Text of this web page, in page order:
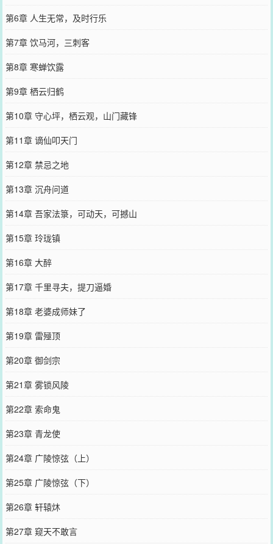
第6章 人生无常，及时行乐
第7章 饮马河，三刺客
第8章 寒蝉饮露
第9章 栖云归鹤
第10章 守心坪，栖云观，山门藏锋
第11章 谪仙叩天门
第12章 禁忌之地
第13章 沉舟问道
第14章 吾家法箓，可动天，可撼山
第15章 玲珑镇
第16章 大醉
第17章 千里寻夫，提刀逼婚
第18章 老婆成师妹了
第19章 雷殛顶
第20章 御剑宗
第21章 雾锁风陵
第22章 索命鬼
第23章 青龙使
第24章 广陵惊弦（上）
第25章 广陵惊弦（下）
第26章 轩辕炑
第27章 窥天不敢言